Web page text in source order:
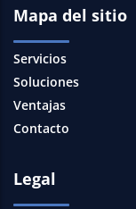
Mapa del sitio
Servicios
Soluciones
Ventajas
Contacto
Legal